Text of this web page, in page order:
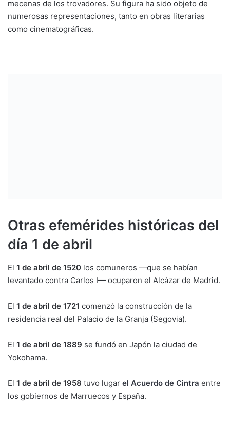
mecenas de los trovadores. Su figura ha sido objeto de
numerosas representaciones, tanto en obras literarias
como cinematográficas.
Otras efemérides históricas del
día 1 de abril
El 1 de abril de 1520 los comuneros —que se habían
levantado contra Carlos I— ocuparon el Alcázar de Madrid.
El 1 de abril de 1721 comenzó la construcción de la
residencia real del Palacio de la Granja (Segovia).
El 1 de abril de 1889 se fundó en Japón la ciudad de
Yokohama.
El 1 de abril de 1958 tuvo lugar el Acuerdo de Cintra entre
los gobiernos de Marruecos y España.